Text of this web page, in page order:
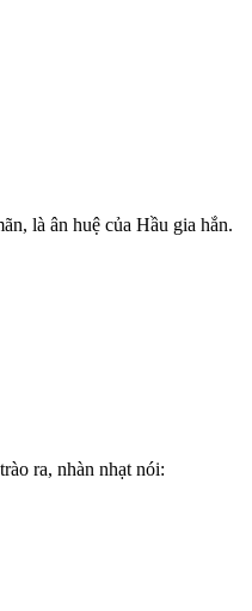
là ân huệ của Hầu gia hắn.
ra, nhàn nhạt nói: